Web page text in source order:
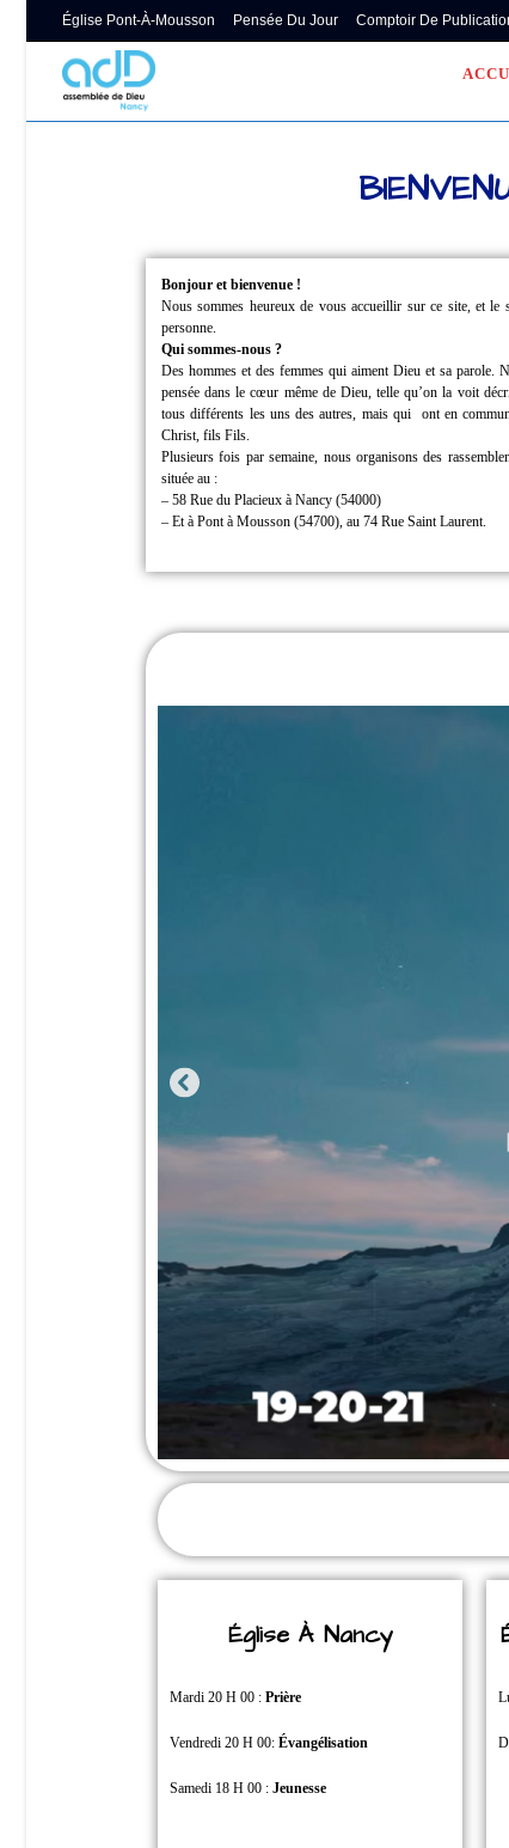
Église Pont-À-Mousson Pensée Du Jour Comptoir De
Bonjour et bienvenue !
Nous sommes heureux de vous accueillir sur ce site, et
personne.
Qui sommes-nous ?
Des hommes et des femmes qui aiment Dieu et sa parole.
pensée dans le cœur même de Dieu, telle qu’on la voit
tous différents les uns des autres, mais qui ont en
Christ, fils Fils.
Plusieurs fois par semaine, nous organisons des
située au :
– 58 Rue du Placieux à Nancy (54000)
– Et à Pont à Mousson (54700), au 74 Rue Saint Laurent.
Église À Nancy
Mardi 20 H 00 : Prière
Vendredi 20 H 00: Évangélisation
Samedi 18 H 00 : Jeunesse